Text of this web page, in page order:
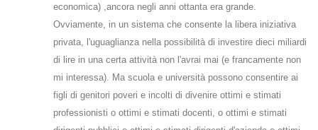
economica) ,ancora negli anni ottanta era grande.
Ovviamente, in un sistema che consente la libera iniziativa
privata, l'uguaglianza nella possibilità di investire dieci miliardi
di lire in una certa attività non l'avrai mai (e francamente non
mi interessa). Ma scuola e università possono consentire ai
figli di genitori poveri e incolti di divenire ottimi e stimati
professionisti o ottimi e stimati docenti, o ottimi e stimati